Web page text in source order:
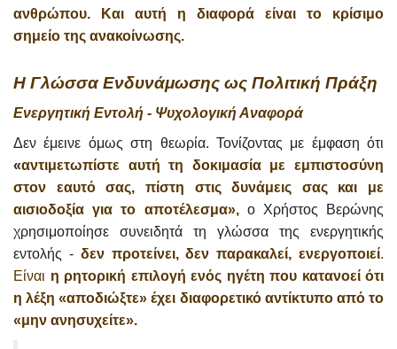
ανθρώπου. Και αυτή η διαφορά είναι το κρίσιμο
σημείο της ανακοίνωσης.
Η Γλώσσα Ενδυνάμωσης ως Πολιτική Πράξη
Ενεργητική Εντολή - Ψυχολογική Αναφορά
Δεν έμεινε όμως στη θεωρία. Τονίζοντας με έμφαση ότι
«αντιμετωπίστε αυτή τη δοκιμασία με εμπιστοσύνη
στον εαυτό σας, πίστη στις δυνάμεις σας και με
αισιοδοξία για το αποτέλεσμα»,ο Χρήστος Βερώνης
χρησιμοποίησε συνειδητά τη γλώσσα της ενεργητικής
εντολής - δεν προτείνει, δεν παρακαλεί, ενεργοποιεί.
Είναι η ρητορική επιλογή ενός ηγέτη που κατανοεί ότι
η λέξη «αποδιώξτε» έχει διαφορετικό αντίκτυπο από το
«μην ανησυχείτε».